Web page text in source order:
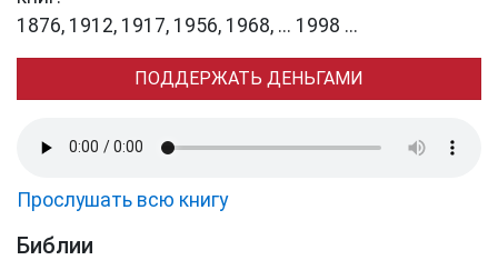
1876, 1912, 1917, 1956, 1968, ... 1998 ...
ПОДДЕРЖАТЬ ДЕНЬГАМИ
Прослушать всю книгу
Библии